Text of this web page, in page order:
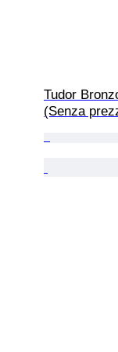
Tudor
(Senza